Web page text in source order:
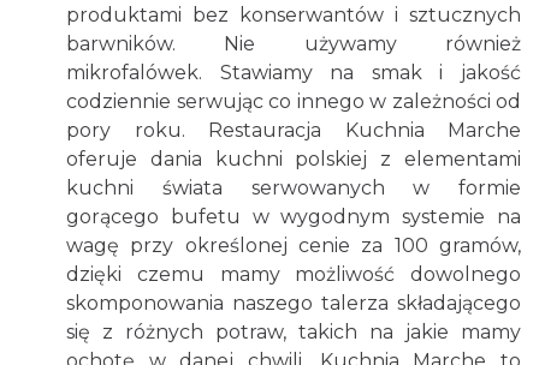
produktami bez konserwantów i sztucznych
barwników. Nie używamy również
mikrofalówek. Stawiamy na smak i jakość
codziennie serwując co innego w zależności od
pory roku. Restauracja Kuchnia Marche
oferuje dania kuchni polskiej z elementami
kuchni świata serwowanych w formie
gorącego bufetu w wygodnym systemie na
wagę przy określonej cenie za 100 gramów,
dzięki czemu mamy możliwość dowolnego
skomponowania naszego talerza składającego
się z różnych potraw, takich na jakie mamy